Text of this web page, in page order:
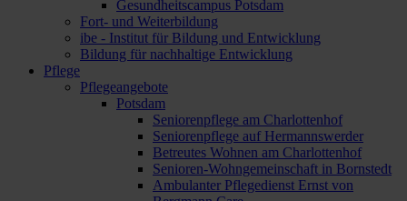
Gesundheitscampus Potsdam
Fort- und Weiterbildung
ibe - Institut für Bildung und Entwicklung
Bildung für nachhaltige Entwicklung
Pflege
Pflegeangebote
Potsdam
Seniorenpflege am Charlottenhof
Seniorenpflege auf Hermannswerder
Betreutes Wohnen am Charlottenhof
Senioren-Wohngemeinschaft in Bornstedt
Ambulanter Pflegedienst Ernst von